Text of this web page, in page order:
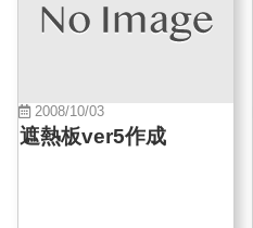
2008/10/03
遮熱板ver5作成